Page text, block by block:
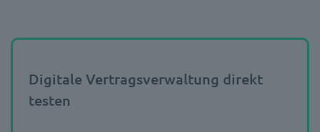
Digitale Vertragsverwaltung direkt
testen